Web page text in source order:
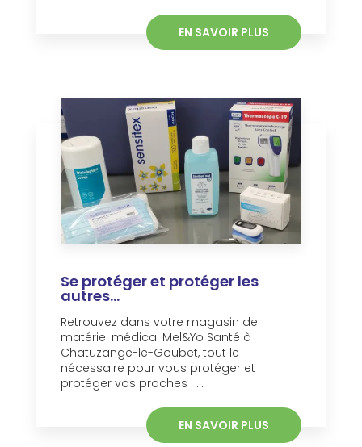
EN SAVOIR PLUS
Se protéger et protéger les
autres...
Retrouvez dans votre magasin de
matériel médical Mel&Yo Santé à
Chatuzange-le-Goubet, tout le
nécessaire pour vous protéger et
protéger vos proches : ...
EN SAVOIR PLUS